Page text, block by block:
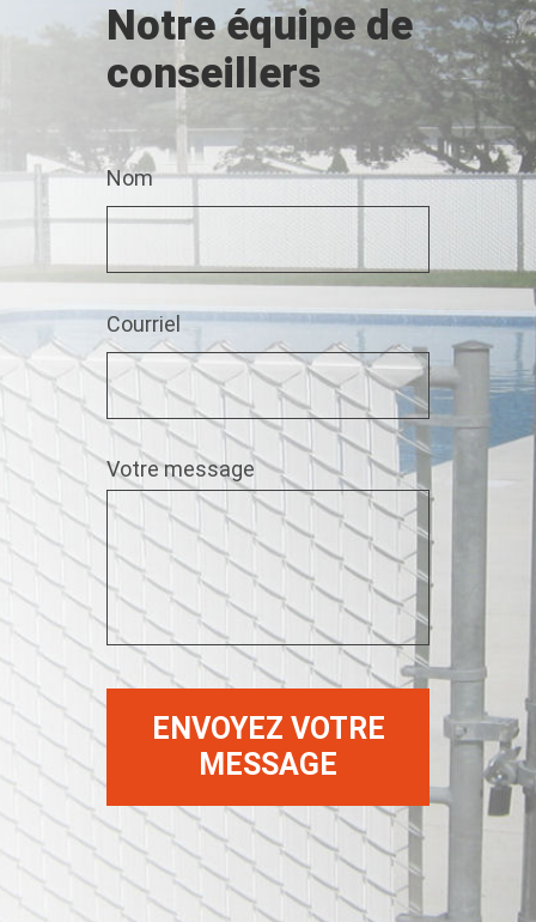
Notre équipe de
conseillers
Nom
Courriel
*Ce champ est obligatoire.
*Cela est pas une adresse courriel valide.
Votre message
*Ce champ est obligatoire.
*Le message est trop court.
ENVOYEZ VOTRE
MESSAGE